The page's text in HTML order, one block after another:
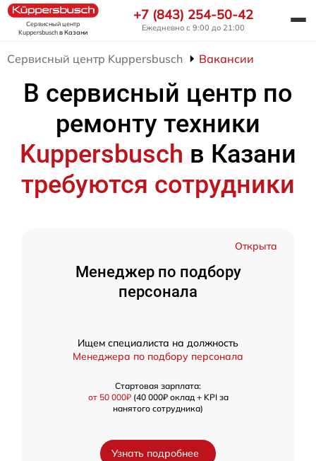
Сервисный центр
Kuppersbuschв Казани
+7 (843) 254-50-42
Ежедневно с 9:00 до 21:00
Сервисный центр Kuppersbusch Вакансии
В сервисный центр по
ремонту техники
Kuppersbusch в Казани
требуются сотрудники
Открыта
Менеджер по подбору
персонала
Ищем специалиста на должность
Менеджера по подбору персонала
Стартовая зарплата:
от 50 000₽(40 000₽ оклад + KPI за
нанятого сотрудника)
Узнать подробнее